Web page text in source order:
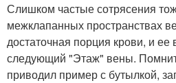
Слишком частые сотрясения
межклапанных пространствах
достаточная порция крови, и ее
следующий "Этаж" вены.
приводил пример с бутылкой,